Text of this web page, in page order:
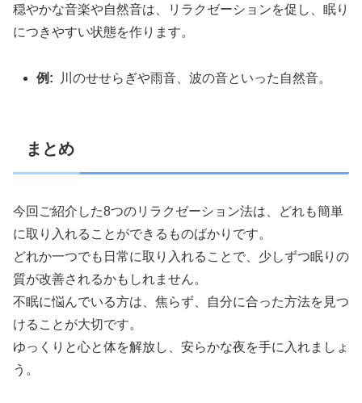
穏やかな音楽や自然音は、リラクゼーションを促し、眠り
につきやすい状態を作ります。
例: 川のせせらぎや雨音、波の音といった自然音。
まとめ
今回ご紹介した8つのリラクゼーション法は、どれも簡単
に取り入れることができるものばかりです。
どれか一つでも日常に取り入れることで、少しずつ眠りの
質が改善されるかもしれません。
不眠に悩んでいる方は、焦らず、自分に合った方法を見つ
けることが大切です。
ゆっくりと心と体を解放し、安らかな夜を手に入れましょ
う。